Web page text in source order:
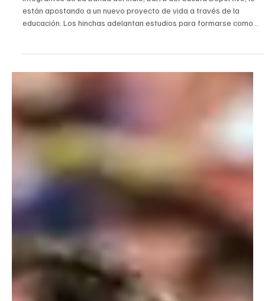
10 jul
Cúcuta
¡De la tribuna a la obra: barristas del Cúcuta se
Integrantes de La Banda del Indio, barra del Cúcuta Deportivo, le
están apostando a un nuevo proyecto de vida a través de la
educación. Los hinchas adelantan estudios para formarse como
técnicos en construcción de edificaciones, una oportunidad que
busca fortalecer sus conocimientos, disciplina y participación
aprenden sobre construcción, sino también sobre valores,
convivencia y responsabilidad. Según expresa